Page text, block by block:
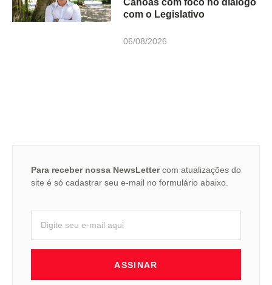
com o Legislativo
06/08/2026
Para receber nossa NewsLettercom atualizações do
site é só cadastrar seu e-mail no formulário abaixo.
ASSINAR